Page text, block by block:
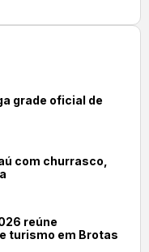
grade oficial de
com churrasco,
reúne
turismo em Brotas